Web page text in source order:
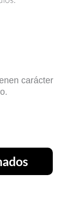
carácter